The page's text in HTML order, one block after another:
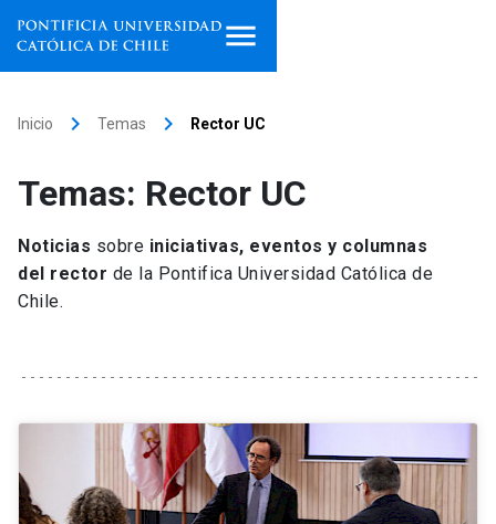
Facultades, escuelas e
institutos
Investigación
Universidad
Inicio keyboard_arrow_right Temas keyboard_arrow_right Rector UC
Temas: Rector UC
Noticias sobre iniciativas, eventos y columnas
del rector de la Pontifica Universidad Católica de
Chile.